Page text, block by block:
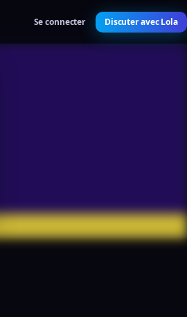
Se connecter Discuter avec Lola